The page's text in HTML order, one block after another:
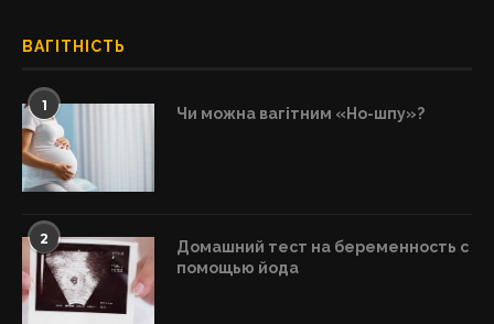
ВАГІТНІСТЬ
1 Чи можна вагітним «Но-шпу»?
2
Домашний тест на беременность с
помощью йода